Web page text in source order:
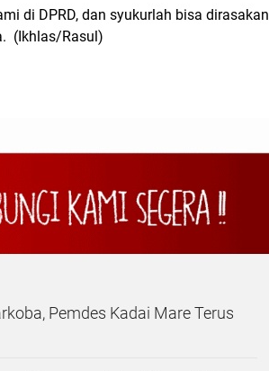
di DPRD, dan syukurlah bisa dirasakan
(Ikhlas/Rasul)
Pemdes Kadai Mare Terus